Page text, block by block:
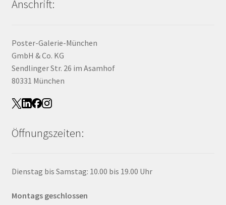
Anschrift:
Poster-Galerie-München
GmbH & Co. KG
Sendlinger Str. 26 im Asamhof
80331 München
Öffnungszeiten:
Dienstag bis Samstag: 10.00 bis 19.00 Uhr
Montags geschlossen